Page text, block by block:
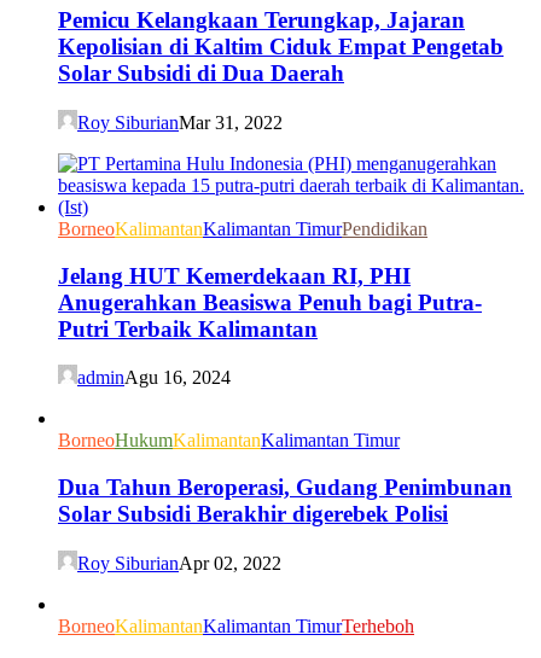
Pemicu Kelangkaan Terungkap, Jajaran
Kepolisian di Kaltim Ciduk Empat Pengetab
Solar Subsidi di Dua Daerah
Roy SiburianMar 31, 2022
BorneoKalimantanKalimantan TimurPendidikan
Jelang HUT Kemerdekaan RI, PHI
Anugerahkan Beasiswa Penuh bagi Putra-
Putri Terbaik Kalimantan
adminAgu 16, 2024
BorneoHukumKalimantanKalimantan Timur
Dua Tahun Beroperasi, Gudang Penimbunan
Solar Subsidi Berakhir digerebek Polisi
Roy SiburianApr 02, 2022
BorneoKalimantanKalimantan TimurTerheboh